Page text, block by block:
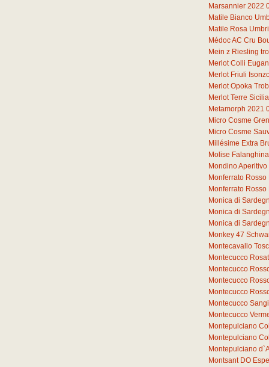
Marsannier 2022
Matile Bianco
Matile Rosa
Médoc AC Cru
Mein z Riesling
Merlot Colli
Merlot Friuli
Merlot Opoka
Merlot Terre
Metamorph 2021
Micro Cosme
Micro Cosme
Millésime Extra
Molise
Mondino Aperitivo
Monferrato
Monferrato
Monica di
Monica di
Monica di
Monkey 47
Montecavallo
Montecucco
Montecucco
Montecucco
Montecucco
Montecucco
Montecucco
Montepulciano
Montepulciano
Montepulciano
Montsant DO